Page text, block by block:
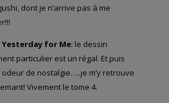
dont je n’arrive pas à me
Yesterday for Me: le dessin
particulier est un régal. Et puis
odeur de nostalgie…..je m’y retrouve
Vivement le tome 4.